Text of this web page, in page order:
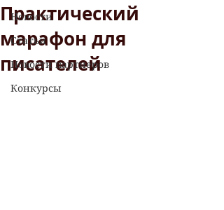
Новости
Статьи
Новости партнеров
Конкурсы
Практический
марафон для
писателей